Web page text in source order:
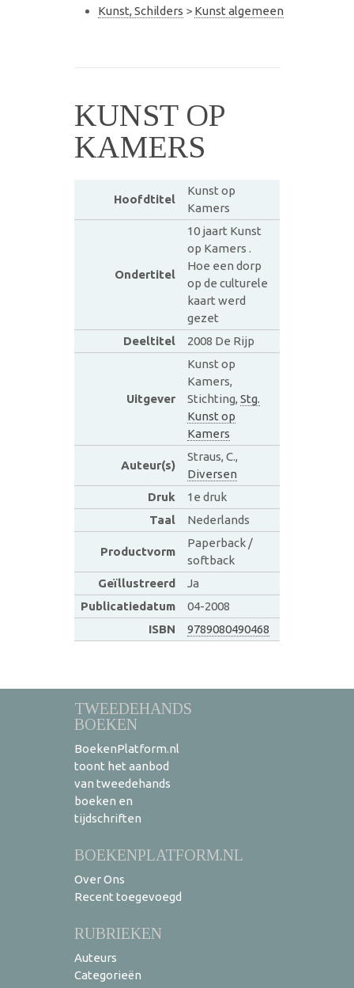
Kunst, Schilders > Kunst algemeen
KUNST OP
KAMERS
Hoofdtitel
Kunst op
Kamers
Ondertitel
10 jaart Kunst
op Kamers .
Hoe een dorp
op de culturele
kaart werd
gezet
Deeltitel
2008 De Rijp
Uitgever
Kunst op
Kamers,
Stichting, Stg.
Kunst op
Kamers
Auteur(s)
Straus, C.,
Diversen
Druk
1e druk
Taal
Nederlands
Productvorm
Paperback /
softback
Geïllustreerd
Ja
Publicatiedatum
04-2008
ISBN
9789080490468
TWEEDEHANDS
BOEKEN
BoekenPlatform.nl
toont het aanbod
van tweedehands
boeken en
tijdschriften
BOEKENPLATFORM.NL
Over Ons
Recent toegevoegd
RUBRIEKEN
Auteurs
Categorieën